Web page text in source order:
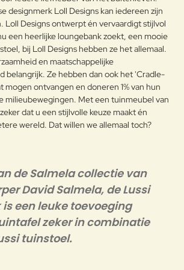
zodat de levendige kleuren van Loll
kunnen worden gecreëerd.
Aangezien Loll-materiaal een post-
gebruikt gerecycled materiaal is,
fluctueert het medium om het
materiaal te maken onvermijdelijk.
Hoewel Loll continu streeft naar de
best mogelijke consistentie,
kunnen de kleur en textuur van het
materiaal enigszins variëren van
plaat tot plaat en dus kunnen
zorgen over te maken, want ze
doen hun best om deze
inconsistenties in de winkel op te
vangen. Richlite-papiercomposiet
wordt in sommige stukken gebruikt
voor structurele elementen. Arbor
HTML-code wordt niet vertaald!
Goed
designmerk Loll Designs kan iedereen zijn
Loll Designs ontwerpt én vervaardigt stijlvol
een heerlijke loungebank zoekt, een mooie
bij Loll Designs hebben ze het allemaal.
en maatschappelijke
belangrijk. Ze hebben dan ook het 'Cradle-
ontvangen en doneren 1% van hun
milieubewegingen. Met een tuinmeubel van
dat u een stijlvolle keuze maakt én
wereld. Dat willen we allemaal toch?
de Salmela collectie van
David Salmela, de Lussi
een leuke toevoeging
zeker in combinatie
tuinstoel.